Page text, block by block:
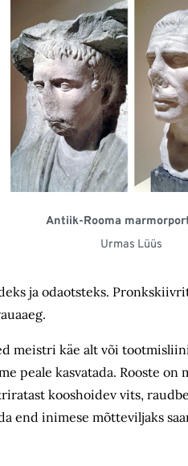
Antiik-Rooma
Urmas Lüüs
ja odaotsteks.
meistri käe alt või
peale kasvatada. Rooste on
kooshoidev vits,
end inimese mõtteviljaks